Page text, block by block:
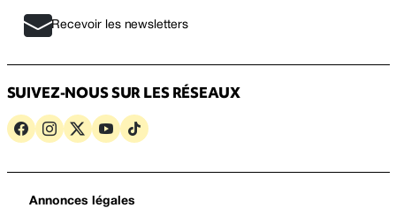
Recevoir les newsletters
SUIVEZ-NOUS SUR LES RÉSEAUX
Annonces légales